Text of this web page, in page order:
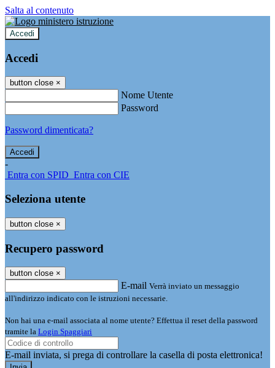
Salta al contenuto
Accedi
Accedi
button close ×
Nome Utente
Password
Password dimenticata?
-
Entra con SPID Entra con CIE
Seleziona utente
button close ×
Recupero password
button close ×
E-mail Verrà inviato un messaggio
all'indirizzo indicato con le istruzioni necessarie.
Non hai una e-mail associata al nome utente? Effettua il reset della password
tramite la Login Spaggiari
E-mail inviata, si prega di controllare la casella di posta elettronica!